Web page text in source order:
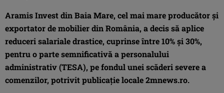
Aramis Invest din Baia Mare, cel mai mare producător și
exportator de mobilier din România, a decis să aplice
reduceri salariale drastice, cuprinse între 10% și 30%,
pentru o parte semnificativă a personalului
administrativ (TESA), pe fondul unei scăderi severe a
comenzilor, potrivit publicație locale 2mnews.ro.